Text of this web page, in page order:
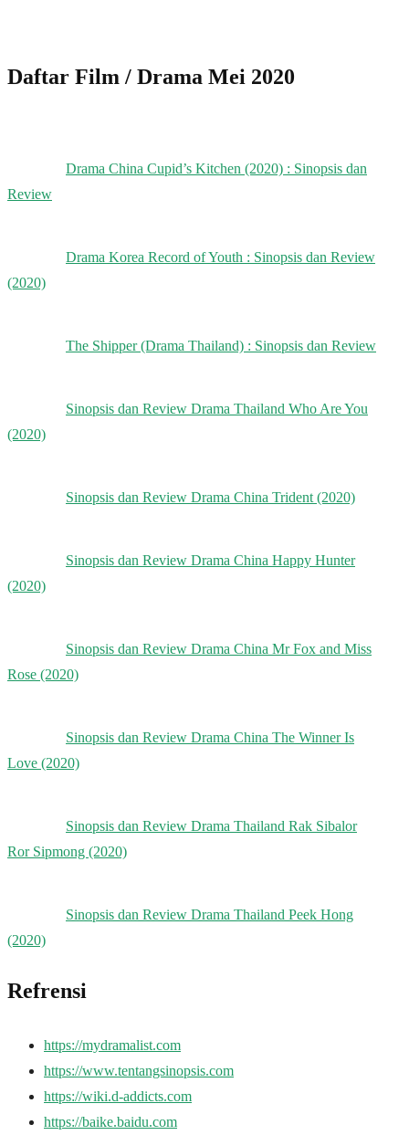
Daftar Film / Drama Mei 2020
Drama China Cupid’s Kitchen (2020) : Sinopsis dan
Review
Drama Korea Record of Youth : Sinopsis dan Review
(2020)
The Shipper (Drama Thailand) : Sinopsis dan Review
Sinopsis dan Review Drama Thailand Who Are You
(2020)
Sinopsis dan Review Drama China Trident (2020)
Sinopsis dan Review Drama China Happy Hunter
(2020)
Sinopsis dan Review Drama China Mr Fox and Miss
Rose (2020)
Sinopsis dan Review Drama China The Winner Is
Love (2020)
Sinopsis dan Review Drama Thailand Rak Sibalor
Ror Sipmong (2020)
Sinopsis dan Review Drama Thailand Peek Hong
(2020)
Refrensi
https://mydramalist.com
https://www.tentangsinopsis.com
https://wiki.d-addicts.com
https://baike.baidu.com